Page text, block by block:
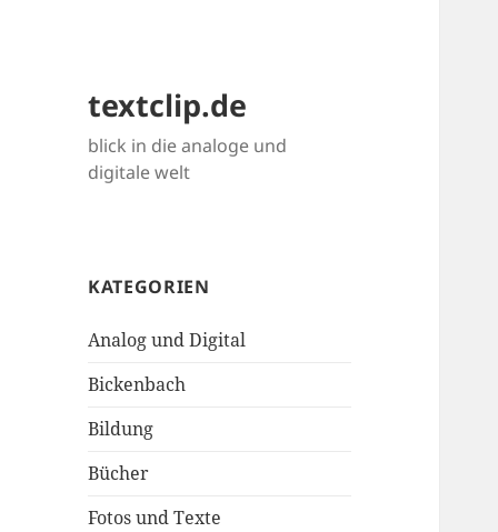
textclip.de
blick in die analoge und
digitale welt
KATEGORIEN
Analog und Digital
Bickenbach
Bildung
Bücher
Fotos und Texte